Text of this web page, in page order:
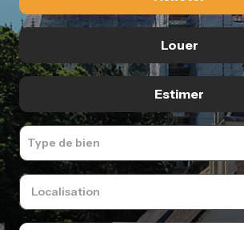
De l'immo pro
Louer
De l'immo pro
Estimer
Type de bien